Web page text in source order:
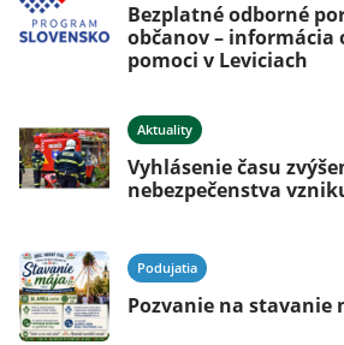
Bezplatné odborné
občanov – informácia
pomoci v Leviciach
Aktuality
Vyhlásenie času
nebezpečenstva
Podujatia
Pozvanie na stavanie